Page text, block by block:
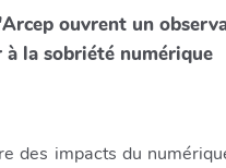
ouvrent un
la sobriété numérique
des impacts du